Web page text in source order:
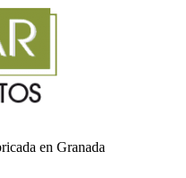
en Granada